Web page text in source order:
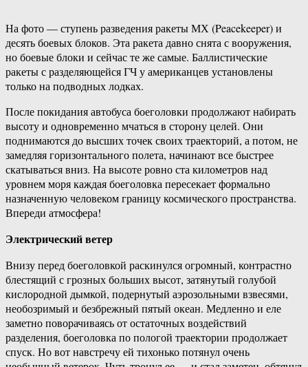
На фото — ступень разведения ракеты МХ (Peacekeeper) и
десять боевых блоков. Эта ракета давно снята с вооружения,
но боевые блоки и сейчас те же самые. Баллистические
ракеты с разделяющейся ГЧ у американцев установлены
только на подводных лодках.
После покидания автобуса боеголовки продолжают набирать
высоту и одновременно мчаться в сторону целей. Они
поднимаются до высших точек своих траекторий, а потом, не
замедляя горизонтального полета, начинают все быстрее
скатываться вниз. На высоте ровно ста километров над
уровнем моря каждая боеголовка пересекает формально
назначенную человеком границу космического пространства.
Впереди атмосфера!
Электрический ветер
Внизу перед боеголовкой раскинулся огромный, контрастно
блестящий с грозных больших высот, затянутый голубой
кислородной дымкой, подернутый аэрозольными взвесями,
необозримый и безбрежный пятый океан. Медленно и еле
заметно поворачиваясь от остаточных воздействий
разделения, боеголовка по пологой траектории продолжает
спуск. Но вот навстречу ей тихонько потянул очень